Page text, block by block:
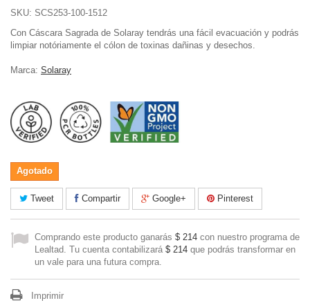
SKU: SCS253-100-1512
Con Cáscara Sagrada de Solaray tendrás una fácil evacuación y podrás
limpiar notóriamente el cólon de toxinas dañinas y desechos.
Marca: Solaray
Agotado
Tweet Compartir Google+ Pinterest
Comprando este producto ganarás $ 214 con nuestro programa de
Lealtad. Tu cuenta contabilizará $ 214 que podrás transformar en
un vale para una futura compra.
Imprimir